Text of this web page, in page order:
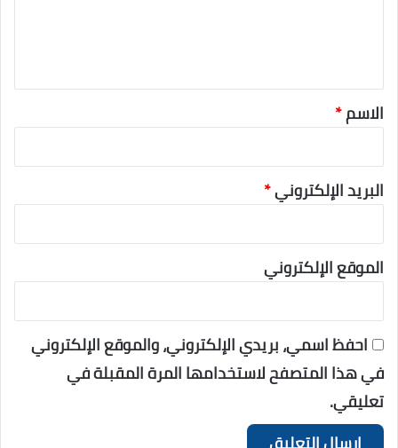
الاسم*
البريد الإلكتروني*
الموقع الإلكتروني
احفظ اسمي، بريدي الإلكتروني، والموقع الإلكتروني
في هذا المتصفح لاستخدامها المرة المقبلة في
تعليقي.